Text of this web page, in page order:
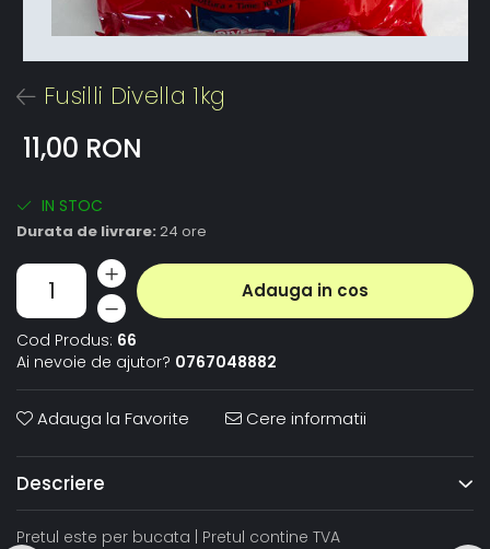
Fusilli Divella 1kg
11,00 RON
IN STOC
Durata de livrare: 24 ore
Adauga in cos
Cod Produs: 66
Ai nevoie de ajutor? 0767048882
Adauga la Favorite Cere informatii
Descriere
Pretul este per bucata | Pretul contine TVA